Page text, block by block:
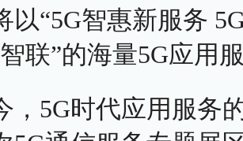
以“5G智惠新服务
联”的海量5G应用
5G时代应用服务的